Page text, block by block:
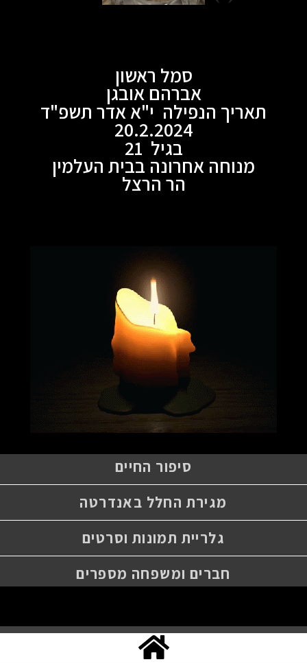
סמל ראשון
אברהם אובגן
תאריך הנפילה י"א אדר תשפ"ד
20.2.2024
בגיל 21
מנוחה אחרונה בבית העלמין
הר הרצל
סיפור החיים
מגירת החלל באנדרטה
גלריית תמונות וסרטים
חברים ומשפחה מספרים